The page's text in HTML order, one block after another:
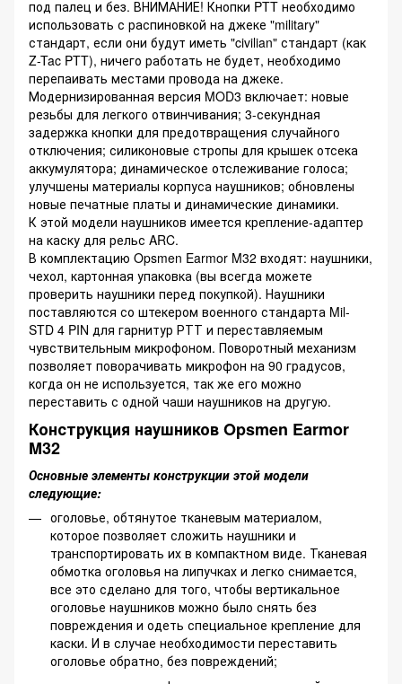
под палец и без. ВНИМАНИЕ! Кнопки PTT необходимо
использовать с распиновкой на джеке "military"
стандарт, если они будут иметь "civilian" стандарт (как
Z-Tac PTT), ничего работать не будет, необходимо
перепаивать местами провода на джеке.
Модернизированная версия MOD3 включает: новые
резьбы для легкого отвинчивания; 3-секундная
задержка кнопки для предотвращения случайного
отключения; силиконовые стропы для крышек отсека
аккумулятора; динамическое отслеживание голоса;
улучшены материалы корпуса наушников; обновлены
новые печатные платы и динамические динамики.
К этой модели наушников имеется крепление-адаптер
на каску для рельс ARC.
В комплектацию Opsmen Earmor M32 входят: наушники,
чехол, картонная упаковка (вы всегда можете
проверить наушники перед покупкой). Наушники
поставляются со штекером военного стандарта Mil-
STD 4 PIN для гарнитур РТТ и переставляемым
чувствительным микрофоном. Поворотный механизм
позволяет поворачивать микрофон на 90 градусов,
когда он не используется, так же его можно
переставить с одной чаши наушников на другую.
Конструкция наушников Opsmen Earmor
M32
Основные элементы конструкции этой модели
следующие:
оголовье, обтянутое тканевым материалом,
которое позволяет сложить наушники и
транспортировать их в компактном виде. Тканевая
обмотка оголовья на липучках и легко снимается,
все это сделано для того, чтобы вертикальное
оголовье наушников можно было снять без
повреждения и одеть специальное крепление для
каски. И в случае необходимости переставить
оголовье обратно, без повреждений;